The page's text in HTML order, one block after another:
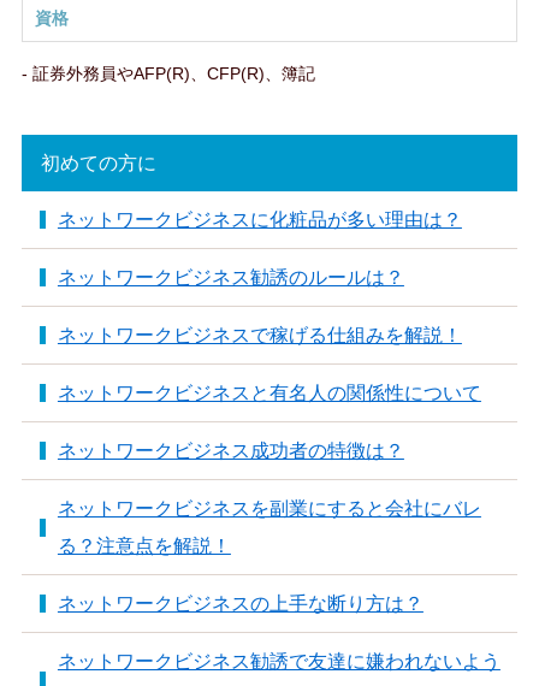
資格
- 証券外務員やAFP(R)、CFP(R)、簿記
初めての方に
ネットワークビジネスに化粧品が多い理由は？
ネットワークビジネス勧誘のルールは？
ネットワークビジネスで稼げる仕組みを解説！
ネットワークビジネスと有名人の関係性について
ネットワークビジネス成功者の特徴は？
ネットワークビジネスを副業にすると会社にバレ
る？注意点を解説！
ネットワークビジネスの上手な断り方は？
ネットワークビジネス勧誘で友達に嫌われないよう